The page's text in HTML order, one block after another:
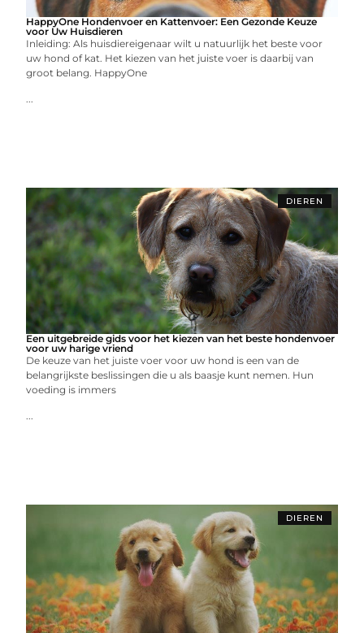
HappyOne Hondenvoer en Kattenvoer: Een Gezonde Keuze
voor Uw Huisdieren
Inleiding: Als huisdiereigenaar wilt u natuurlijk het beste voor
uw hond of kat. Het kiezen van het juiste voer is daarbij van
groot belang. HappyOne
...
DIEREN
Een uitgebreide gids voor het kiezen van het beste hondenvoer
voor uw harige vriend
De keuze van het juiste voer voor uw hond is een van de
belangrijkste beslissingen die u als baasje kunt nemen. Hun
voeding is immers
...
DIEREN